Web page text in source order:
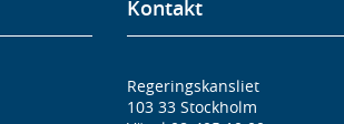
Kontakt
Regeringskansliet
103 33 Stockholm